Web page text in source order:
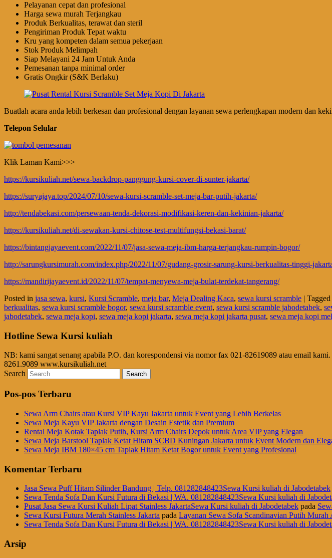
Pelayanan cepat dan profesional
Harga sewa murah Terjangkau
Produk Berkualitas, terawat dan steril
Pengiriman Produk Tepat waktu
Kru yang kompeten dalam semua pekerjaan
Stok Produk Melimpah
Siap Melayani 24 Jam Untuk Anda
Pemesanan tanpa minimal order
Gratis Ongkir (S&K Berlaku)
Buatlah acara anda lebih berkesan dan profesional dengan layanan sewa perlengkapan modern dan
Telepon Selular
Klik Laman Kami>>>
https://kursikuliah.net/sewa-backdrop-panggung-kursi-cover-di-sunter-jakarta/
https://suryajaya.top/2024/07/10/sewa-kursi-scramble-set-meja-bar-putih-jakarta/
http://tendabekasi.com/persewaan-tenda-dekorasi-modifikasi-keren-dan-kekinian-jakarta/
https://kursikuliah.net/di-sewakan-kursi-chitose-test-multifungsi-bekasi-barat/
https://bintangjayaevent.com/2022/11/07/jasa-sewa-meja-ibm-harga-terjangkau-rumpin-bogor/
http://sarungkursimurah.com/index.php/2022/11/07/gudang-grosir-sarung-kursi-berkualitas-tinggi-
https://mandirijayaevent.id/2022/11/07/tempat-menyewa-meja-bulat-terdekat-tangerang/
Posted in jasa sewa, kursi, Kursi Scramble, meja bar, Meja Dealing Kaca, sewa kursi scramble | Tagged
berkualitas, sewa kursi scramble bogor, sewa kursi scramble event, sewa kursi scramble jabodetabek,
jabodetabek, sewa meja kopi, sewa meja kopi jakarta, sewa meja kopi jakarta pusat, sewa meja kopi
Hotline Sewa Kursi kuliah
NB: kami sangat senang apabila P.O. dan korespondensi via nomor fax 021-82619089 atau email
8261.9089 www.kursikuliah.net
Search
Pos-pos Terbaru
Sewa Arm Chairs atau Kursi VIP Kayu Jakarta untuk Event yang Lebih Berkelas
Sewa Meja Kayu VIP Jakarta dengan Desain Estetik dan Premium
Rental Meja Kotak Taplak Putih, Kursi Arm Chairs Depok untuk Area VIP yang Elegan
Sewa Meja Barstool Taplak Ketat Hitam SCBD Kuningan Jakarta untuk Event Modern dan
Sewa Meja IBM 180×45 cm Taplak Hitam Ketat Bogor untuk Event yang Profesional
Komentar Terbaru
Jasa Sewa Puff Hitam Silinder Bandung | Telp. 081282848423Sewa Kursi kuliah di Jabodetabek
Sewa Tenda Sofa Dan Kursi Futura di Bekasi | WA. 081282848423Sewa Kursi kuliah di
Pusat Jasa Sewa Kursi Kuliah Lipat Stainless JakartaSewa Kursi kuliah di Jabodetabek pada
Sewa Kursi Futura Merah Stainless Jakarta pada Layanan Sewa Sofa Scandinavian Putih Murah
Sewa Tenda Sofa Dan Kursi Futura di Bekasi | WA. 081282848423Sewa Kursi kuliah di
Arsip